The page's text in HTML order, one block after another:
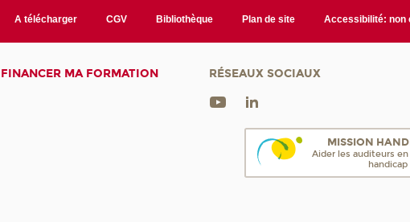
A télécharger CGV Bibliothèque Plan de site Accessibilité: non
FINANCER MA FORMATION RÉSEAUX SOCIAUX
MISSION
Aider les auditeurs
handicap